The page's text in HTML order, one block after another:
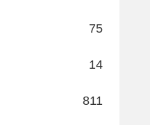
75
14
811